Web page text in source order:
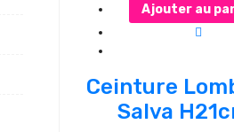
Ajouter au
Ceinture
Salva